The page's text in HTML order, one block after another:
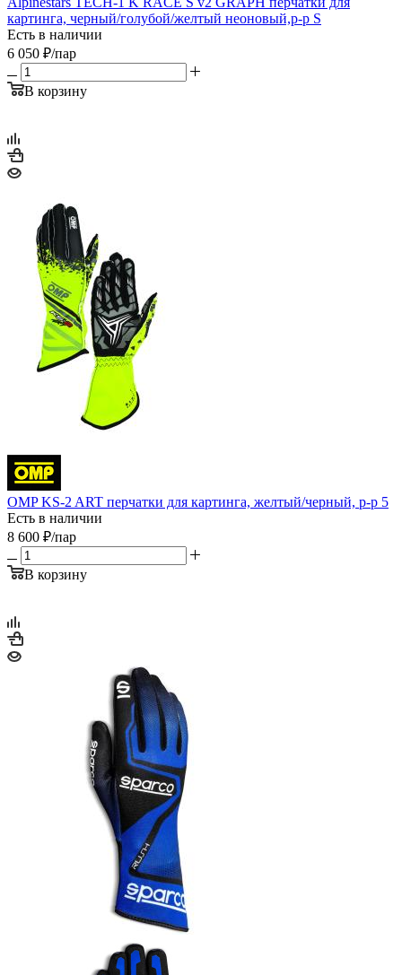
картинга, черный/голубой/желтый неоновый,р-р S
Есть в наличии
6 050 ₽/пар
В корзину
OMP KS-2 ART перчатки для картинга, желтый/черный, р-р 5
Есть в наличии
8 600 ₽/пар
В корзину